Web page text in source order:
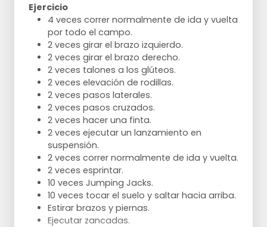
Ejercicio
4 veces correr normalmente de ida y vuelta
por todo el campo.
2 veces girar el brazo izquierdo.
2 veces girar el brazo derecho.
2 veces talones a los glúteos.
2 veces elevación de rodillas.
2 veces pasos laterales.
2 veces pasos cruzados.
2 veces hacer una finta.
2 veces ejecutar un lanzamiento en
suspensión.
2 veces correr normalmente de ida y vuelta.
2 veces esprintar.
10 veces Jumping Jacks.
10 veces tocar el suelo y saltar hacia arriba.
Estirar brazos y piernas.
Ejecutar zancadas.